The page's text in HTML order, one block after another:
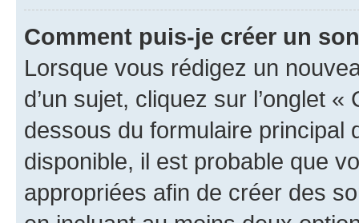
Comment puis-je créer un
Lorsque vous rédigez un
d’un sujet, cliquez sur l’onglet
dessous du formulaire principal
disponible, il est probable que
appropriées afin de créer des